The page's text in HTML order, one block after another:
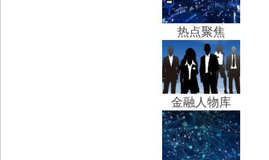
热点聚焦
金融人物库